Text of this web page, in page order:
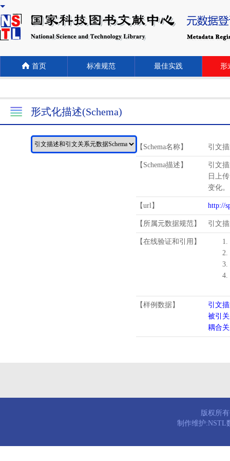
首页 标准规范 最佳实践 形
形式化描述(Schema)
【Schema名称】 引文
【Schema描述】
引文
日上
变化。
【url】 http://
【所属元数据规范】 引文
【在线验证和引用】
1.
2.
3.
4.
【样例数据】
引文
被引
耦合
版权所
制作维护:NSTL